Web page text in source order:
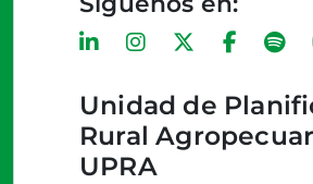
Unidad de
Rural
UPRA